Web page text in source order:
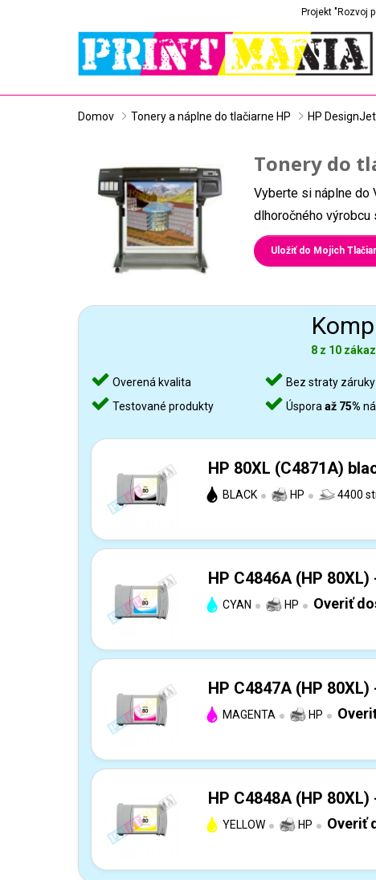
Projekt "Rozvoj
Domov Tonery a náplne do tlačiarne HP HP DesignJet
Tonery do
Vyberte si náplne do
dlhoročného výrobcu
Uložiť do Mojich
8 z 10
Overená kvalita
Testované produkty
Bez straty záruky
Úsporaaž 75%
HP 80XL (C4871A)
BLACK HP 4400
HP C4846A (HP
CYAN HP Overiť
HP C4847A (HP
MAGENTA HP
HP C4848A (HP
YELLOW HP Overiť